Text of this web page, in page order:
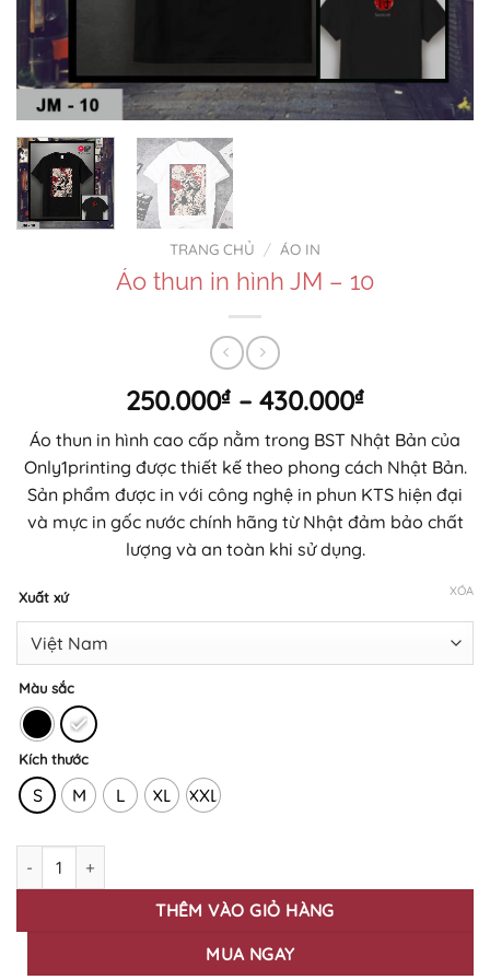
TRANG CHỦ / ÁO IN
Áo thun in hình JM – 10
250.000₫ – 430.000₫Khoảng
giá:
từ
250.000₫
đến
430.000₫
Áo thun in hình cao cấp nằm trong BST Nhật Bản của
Only1printing được thiết kế theo phong cách Nhật Bản.
Sản phẩm được in với công nghệ in phun KTS hiện đại
và mực in gốc nước chính hãng từ Nhật đảm bảo chất
lượng và an toàn khi sử dụng.
Xuất xứ
Màu sắc
Kích thước
S M L XL XXL
XÓA
Áo thun in hình JM - 10 số lượng
THÊM VÀO GIỎ HÀNG
MUA NGAY